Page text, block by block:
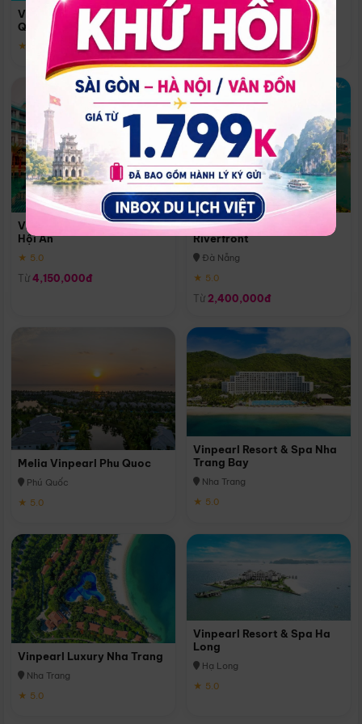
Vinpearl Resort & Spa Phu
Quoc
★ 5.0
Quoc
Phú Quốc
★ 5.0
Vinpearl Resort & Golf Nam
Hội An
★ 5.0
Từ 4,150,000đ
Melia Vinpearl Danang
Riverfront
Đà Nẵng
★ 5.0
Từ 2,400,000đ
Melia Vinpearl Phu Quoc
Phú Quốc
★ 5.0
Vinpearl Resort & Spa Nha
Trang Bay
Nha Trang
★ 5.0
Vinpearl Luxury Nha Trang
Nha Trang
★ 5.0
Vinpearl Resort & Spa Ha
Long
Hạ Long
★ 5.0